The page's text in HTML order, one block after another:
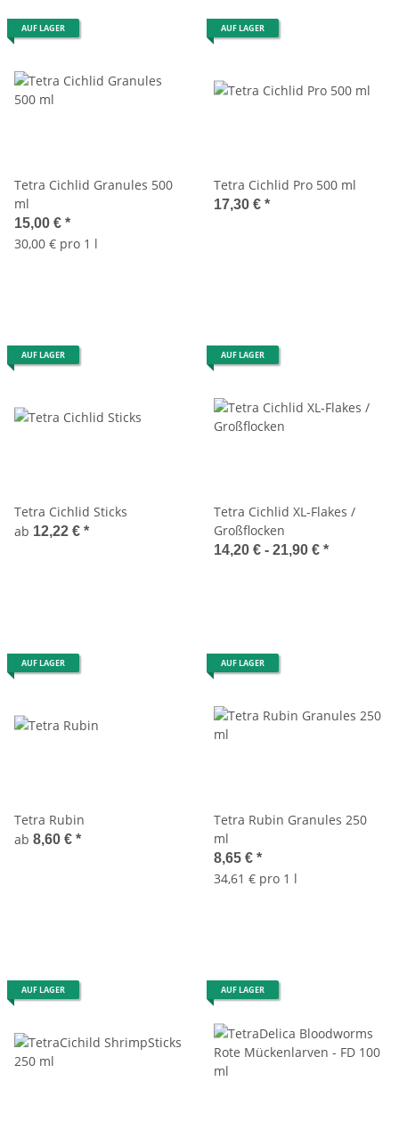
AUF LAGER
Tetra Cichlid Granules 500
ml
15,00 € *
30,00 € pro 1 l
AUF LAGER
Tetra Cichlid Pro 500 ml
17,30 € *
AUF LAGER
Tetra Cichlid Sticks
ab 12,22 € *
AUF LAGER
Tetra Cichlid XL-Flakes /
Großflocken
14,20 € - 21,90 € *
AUF LAGER
Tetra Rubin
ab 8,60 € *
AUF LAGER
Tetra Rubin Granules 250
ml
8,65 € *
34,61 € pro 1 l
AUF LAGER AUF LAGER